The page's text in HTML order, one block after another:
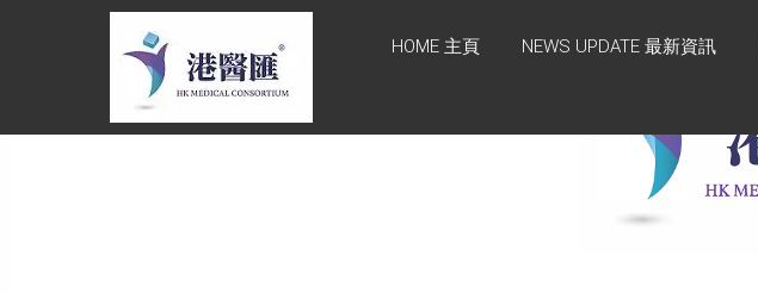
HONG KONG
MEDICAL
CONSORTIUM
HOME 主頁 NEWS UPDATE 最新資訊